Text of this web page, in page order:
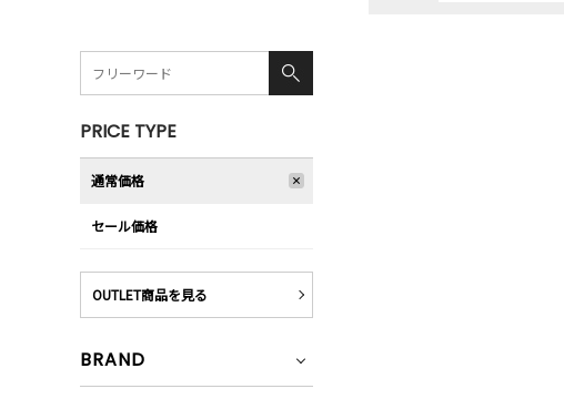
PRICE TYPE
通常価格
セール価格
OUTLET商品を見る
BRAND